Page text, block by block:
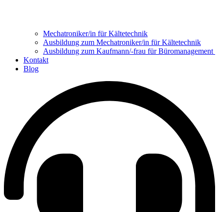
Mechatroniker/in für Kältetechnik
Ausbildung zum Mechatroniker/in für Kältetechnik
Ausbildung zum Kaufmann/-frau für Büromanagement
Kontakt
Blog